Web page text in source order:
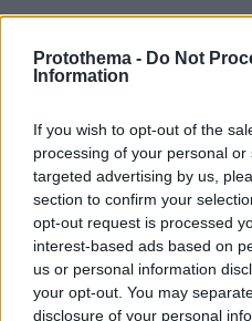
Protothema - Do Not
Information
If you wish to opt-out of the
processing of your personal
targeted advertising by us,
section to confirm your
opt-out request is processed
interest-based ads based on
us or personal information
your opt-out. You may
disclosure of your personal